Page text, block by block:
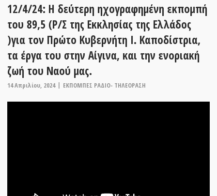
12/4/24: Η δεύτερη ηχογραφημένη εκπομπή
του 89,5 (Ρ/Σ της Εκκλησίας της Ελλάδος
)για τον Πρώτο Κυβερνήτη Ι. Καποδίστρια,
τα έργα του στην Αίγινα, και την ενοριακή
ζωή του Ναού μας.
14 Απριλίου, 2024 ΕΚΠΟΜΠΕΣ ΡΑΔΙΟ- ΤΗΛΕΟΡΑΣΗ